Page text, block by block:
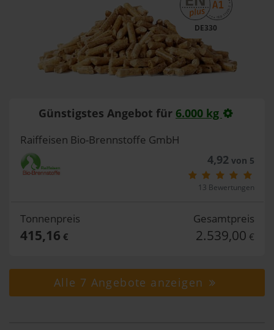
DE330
Günstigstes Angebot für 6.000 kg
Raiffeisen Bio-Brennstoffe GmbH
4,92von 5
13 Bewertungen
Tonnenpreis
415,16 €
Gesamtpreis
2.539,00 €
Alle 7 Angebote anzeigen